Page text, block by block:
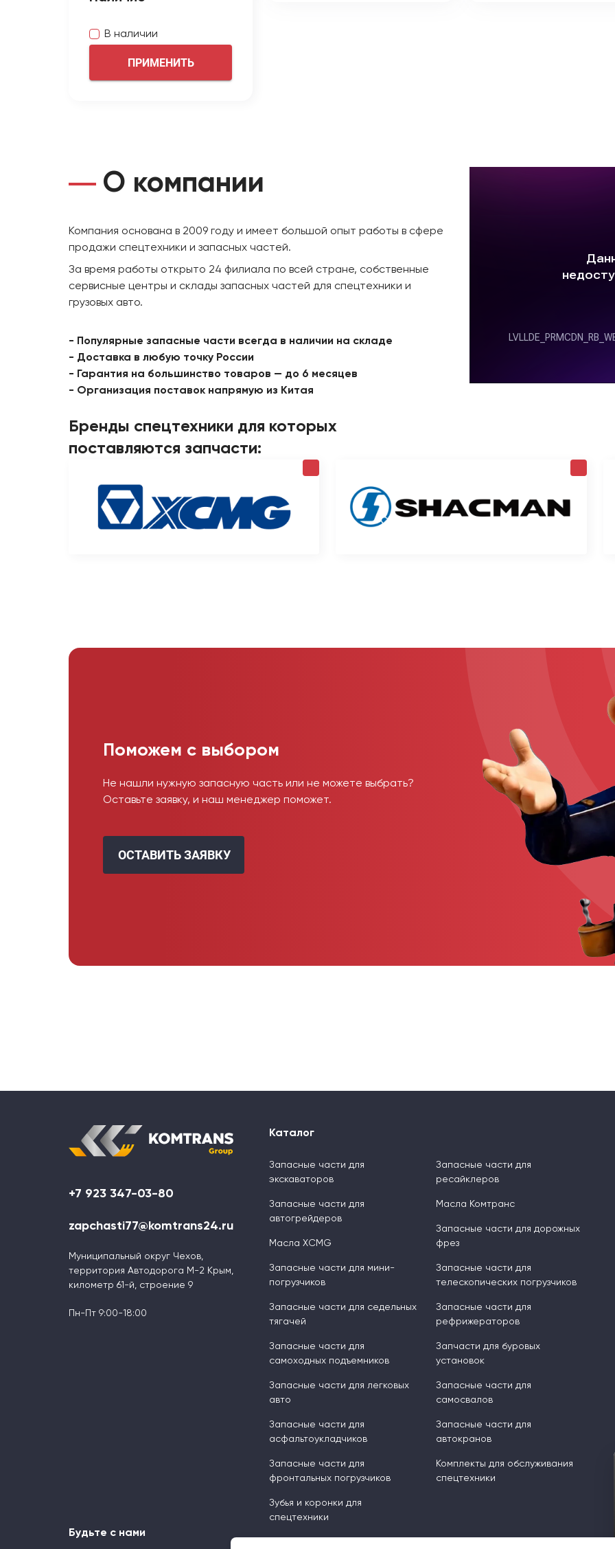
В наличии
ПРИМЕНИТЬ
О компании
Компания основана в 2009 году и имеет большой опыт работы в сфере
продажи спецтехники и запасных частей.
За время работы открыто 24 филиала по всей стране, собственные
сервисные центры и склады запасных частей для спецтехники и
грузовых авто.
- Популярные запасные части всегда в наличии на складе
- Доставка в любую точку России
- Гарантия на большинство товаров — до 6 месяцев
- Организация поставок напрямую из Китая
Бренды спецтехники для которых
поставляются запчасти:
Поможем с выбором
Не нашли нужную запасную часть или не можете выбрать?
Оставьте заявку, и наш менеджер поможет.
ОСТАВИТЬ ЗАЯВКУ
+7 923 347-03-80
zapchasti77@komtrans24.ru
Муниципальный округ Чехов,
территория Автодорога М-2 Крым,
километр 61-й, строение 9
Пн-Пт 9:00-18:00
Каталог
Запасные части для
экскаваторов
Запасные части для
автогрейдеров
Масла XCMG
Запасные части для мини-
погрузчиков
Запасные части для седельных
тягачей
Запасные части для
самоходных подъемников
Запасные части для легковых
авто
Запасные части для
асфальтоукладчиков
Запасные части для
фронтальных погрузчиков
Зубья и коронки для
спецтехники
Запасные части для
ресайклеров
Масла Комтранс
Запасные части для дорожных
фрез
Запасные части для
телескопических погрузчиков
Запасные части для
рефрижераторов
Запчасти для буровых
установок
Запасные части для
самосвалов
Запасные части для
автокранов
Комплекты для обслуживания
спецтехники
Будьте с нами